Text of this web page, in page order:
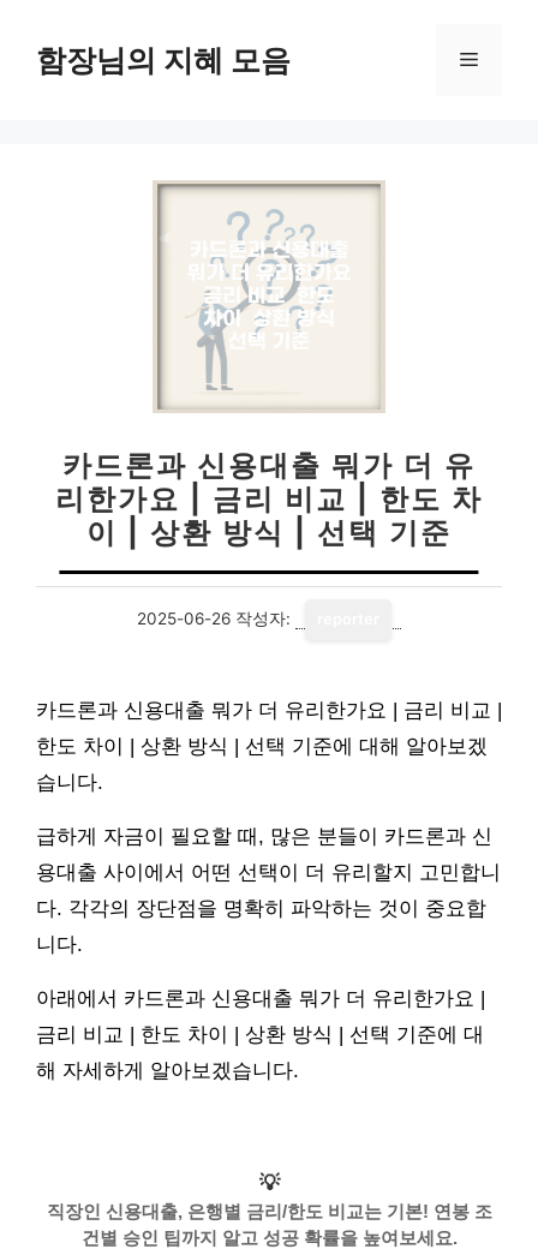
함장님의 지혜 모음 메
카드론과 신용대출 뭐가 더 유
리한가요 | 금리 비교 | 한도 차
이 | 상환 방식 | 선택 기준
2025-06-26 작성자:
카드론과 신용대출 뭐가 더 유리한가요 | 금리 비교 |
한도 차이 | 상환 방식 | 선택 기준에 대해 알아보겠
습니다.
급하게 자금이 필요할 때, 많은 분들이 카드론과 신
용대출 사이에서 어떤 선택이 더 유리할지 고민합니
다. 각각의 장단점을 명확히 파악하는 것이 중요합
니다.
아래에서 카드론과 신용대출 뭐가 더 유리한가요 |
금리 비교 | 한도 차이 | 상환 방식 | 선택 기준에 대
해 자세하게 알아보겠습니다.
💡
직장인 신용대출, 은행별 금리/한도 비교는 기본! 연봉 조
건별 승인 팁까지 알고 성공 확률을 높여보세요.